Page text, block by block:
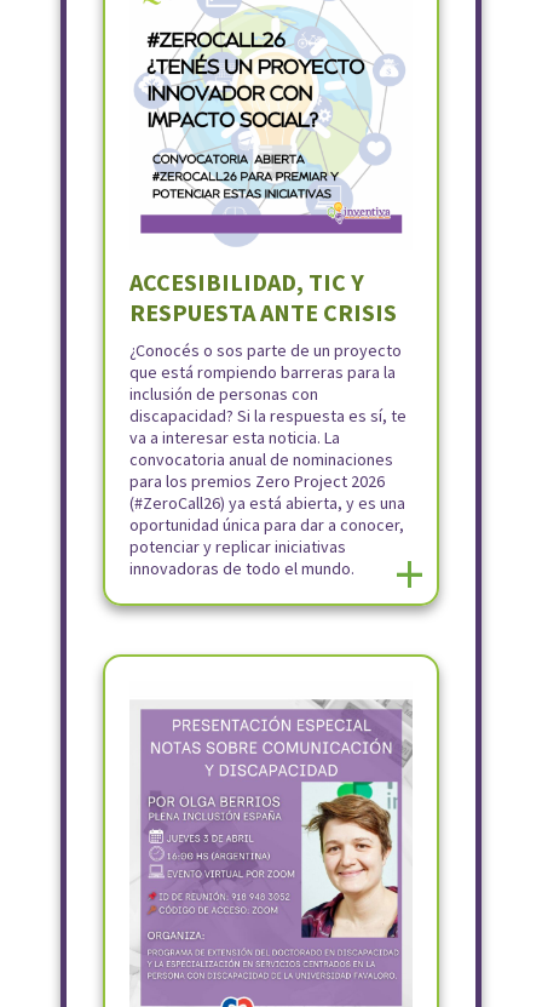
ACCESIBILIDAD, TIC Y
RESPUESTA ANTE CRISIS
¿Conocés o sos parte de un proyecto
que está rompiendo barreras para la
inclusión de personas con
discapacidad? Si la respuesta es sí, te
va a interesar esta noticia. La
convocatoria anual de nominaciones
para los premios Zero Project 2026
(#ZeroCall26) ya está abierta, y es una
oportunidad única para dar a conocer,
potenciar y replicar iniciativas
innovadoras de todo el mundo.
+